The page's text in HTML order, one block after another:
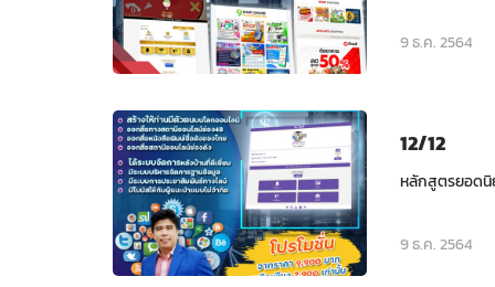
9 ธ.ค. 2564
12/12
หลักสูตรยอด
9 ธ.ค. 2564